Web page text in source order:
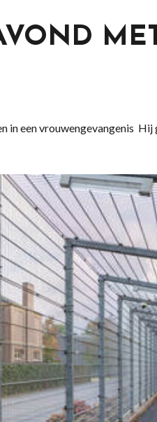
in een vrouwengevangenis